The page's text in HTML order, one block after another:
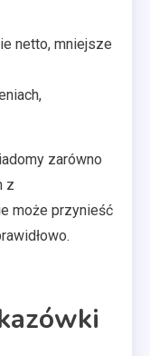
netto, mniejsze
zarówno
z
może przynieść